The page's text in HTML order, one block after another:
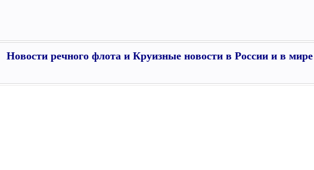
Новости речного флота и Круизные новости в России и в мире